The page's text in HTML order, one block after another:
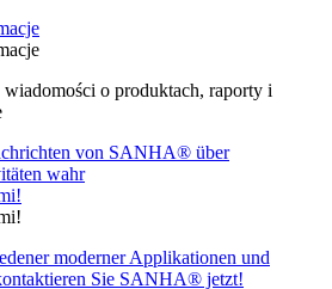
o produktach, raporty i